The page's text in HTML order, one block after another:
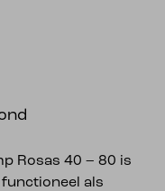
Rosas 40 – 80 is
als